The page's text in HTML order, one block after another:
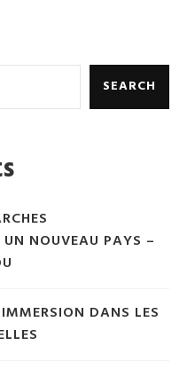
SEARCH
NOUVEAU PAYS –
DANS LES